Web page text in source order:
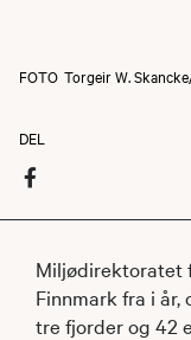
FOTO Torgeir W.
DEL
Miljødirektoratet
Finnmark fra i
tre fjorder og 42